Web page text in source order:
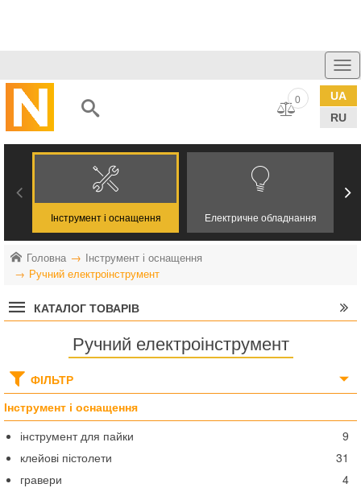
UA
RU
0
Інструмент і оснащення Електричне обладнання
Головна
Інструмент і оснащення
Ручний електроінструмент
КАТАЛОГ ТОВАРІВ
Ручний електроінструмент
ФІЛЬТР
Інструмент і оснащення
9
інструмент для пайки
31
клейові пістолети
4
гравери